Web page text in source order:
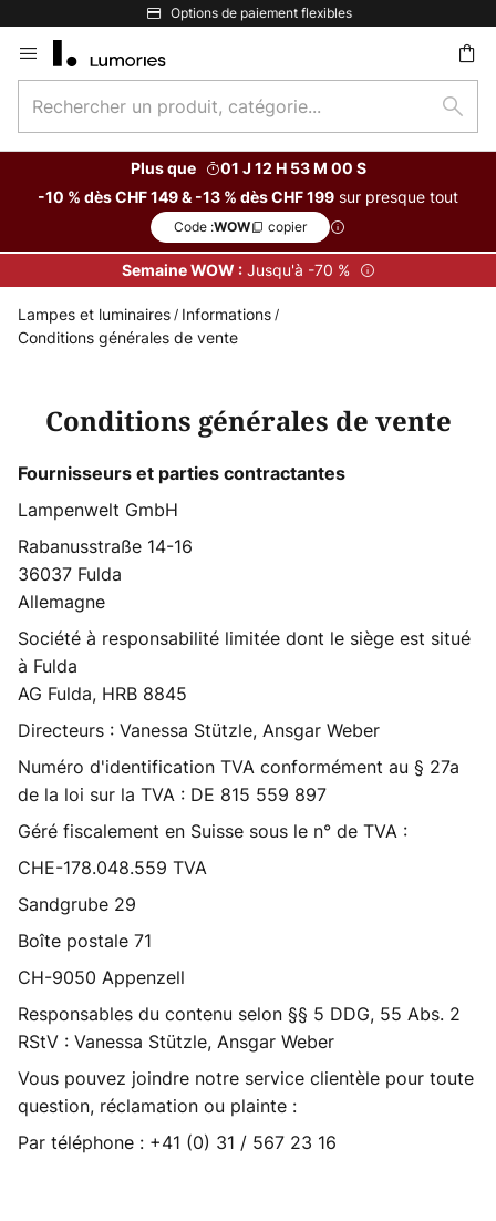
Options de paiement flexibles
Allez
au
contenu
un
produit,
Plus que
01 J 12 H 52 M 59 S
-10 % dès CHF 149 & -13 % dès CHF 199 sur presque tout
Code :WOW copier
Semaine WOW :Jusqu'à -70 %
Lampes et luminaires Informations
Conditions générales de vente
Conditions générales de vente
Fournisseurs et parties contractantes
Lampenwelt GmbH
Rabanusstraße 14-16
36037 Fulda
Allemagne
Société à responsabilité limitée dont le siège est situé
à Fulda
AG Fulda, HRB 8845
Directeurs : Vanessa Stützle, Ansgar Weber
Numéro d'identification TVA conformément au § 27a
de la loi sur la TVA : DE 815 559 897
Géré fiscalement en Suisse sous le n° de TVA :
CHE-178.048.559 TVA
Sandgrube 29
Boîte postale 71
CH-9050 Appenzell
Responsables du contenu selon §§ 5 DDG, 55 Abs. 2
RStV : Vanessa Stützle, Ansgar Weber
Vous pouvez joindre notre service clientèle pour toute
question, réclamation ou plainte :
Par téléphone : +41 (0) 31 / 567 23 16